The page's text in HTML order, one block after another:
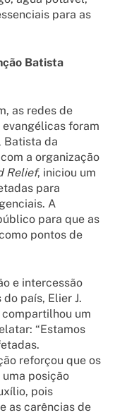
para as
Batista
as redes de
foram
Batista da
a organização
Relief, iniciou um
para
A
para que as
pontos de
e intercessão
país, Elier J.
um
“Estamos
reforçou que os
posição
pois
as carências de